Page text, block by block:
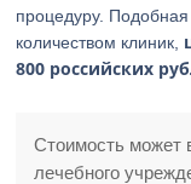
процедуру.
количеством клиник,
800 российских
Стоимость может
лечебного